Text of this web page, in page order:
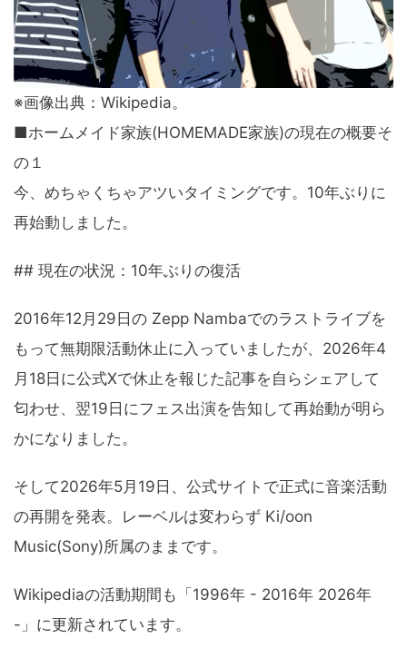
※画像出典：Wikipedia。
■ホームメイド家族(HOMEMADE家族)の現在の概要そ
の１
今、めちゃくちゃアツいタイミングです。10年ぶりに
再始動しました。
## 現在の状況：10年ぶりの復活
2016年12月29日の Zepp Nambaでのラストライブを
もって無期限活動休止に入っていましたが、2026年4
月18日に公式Xで休止を報じた記事を自らシェアして
匂わせ、翌19日にフェス出演を告知して再始動が明ら
かになりました。
そして2026年5月19日、公式サイトで正式に音楽活動
の再開を発表。レーベルは変わらず Ki/oon
Music(Sony)所属のままです。
Wikipediaの活動期間も「1996年 - 2016年 2026年
-」に更新されています。